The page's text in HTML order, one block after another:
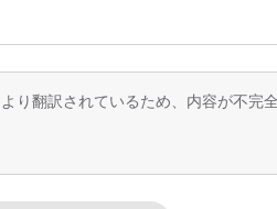
り翻訳されているため、内容が不完